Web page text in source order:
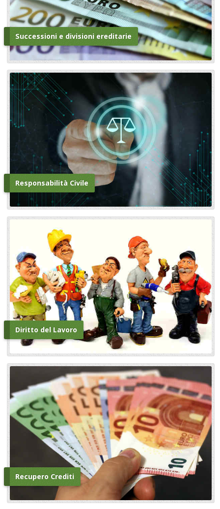
Successioni e divisioni ereditarie
Responsabilità Civile
Diritto del Lavoro
Recupero Crediti